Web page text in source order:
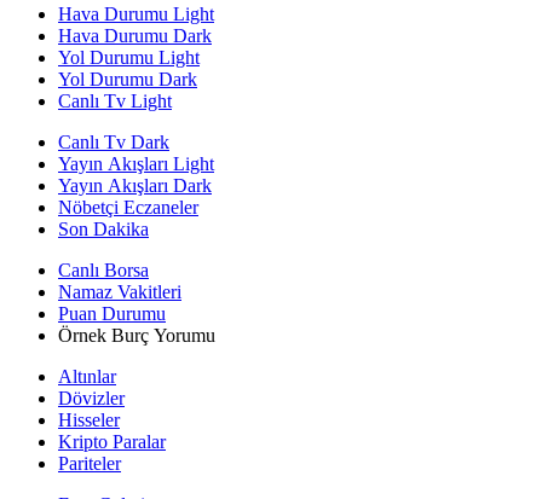
Hava Durumu Light
Hava Durumu Dark
Yol Durumu Light
Yol Durumu Dark
Canlı Tv Light
Canlı Tv Dark
Yayın Akışları Light
Yayın Akışları Dark
Nöbetçi Eczaneler
Son Dakika
Canlı Borsa
Namaz Vakitleri
Puan Durumu
Örnek Burç Yorumu
Altınlar
Dövizler
Hisseler
Kripto Paralar
Pariteler